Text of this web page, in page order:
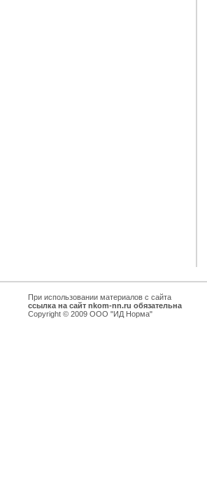
При использовании материалов с сайта
ссылка на сайт nkom-nn.ru обязательна
Copyright © 2009 ООО "ИД Норма"